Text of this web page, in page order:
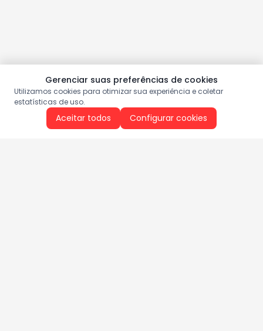
Gerenciar suas preferências de cookies
Utilizamos cookies para otimizar sua experiência e coletar
estatísticas de uso.
Aceitar todos Configurar cookies